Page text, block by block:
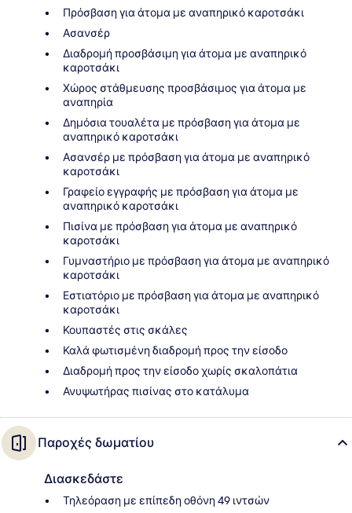
Πρόσβαση για άτομα με αναπηρικό καροτσάκι
Ασανσέρ
Διαδρομή προσβάσιμη για άτομα με αναπηρικό
καροτσάκι
Χώρος στάθμευσης προσβάσιμος για άτομα με
αναπηρία
Δημόσια τουαλέτα με πρόσβαση για άτομα με
αναπηρικό καροτσάκι
Ασανσέρ με πρόσβαση για άτομα με αναπηρικό
καροτσάκι
Γραφείο εγγραφής με πρόσβαση για άτομα με
αναπηρικό καροτσάκι
Πισίνα με πρόσβαση για άτομα με αναπηρικό
καροτσάκι
Γυμναστήριο με πρόσβαση για άτομα με αναπηρικό
καροτσάκι
Εστιατόριο με πρόσβαση για άτομα με αναπηρικό
καροτσάκι
Κουπαστές στις σκάλες
Καλά φωτισμένη διαδρομή προς την είσοδο
Διαδρομή προς την είσοδο χωρίς σκαλοπάτια
Ανυψωτήρας πισίνας στο κατάλυμα
Παροχές δωματίου
Διασκεδάστε
Τηλεόραση με επίπεδη οθόνη 49 ιντσών